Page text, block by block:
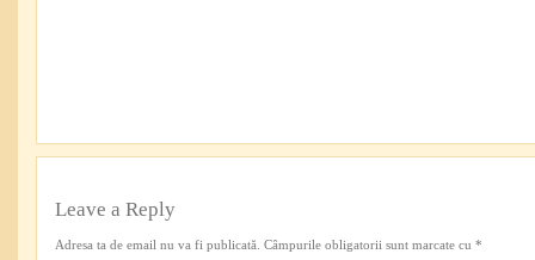
Leave a Reply
Adresa ta de email nu va fi publicată. Câmpurile obligatorii sunt marcate cu *